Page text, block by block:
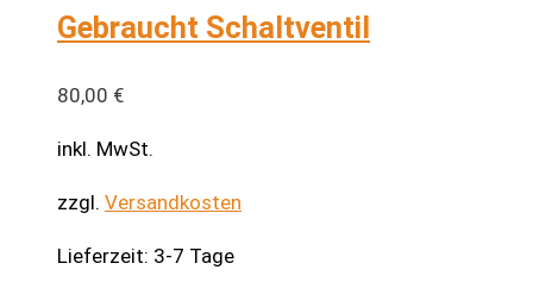
mehrere
Gebraucht Schaltventil
80,00 €
inkl. MwSt.
zzgl. Versandkosten
Lieferzeit: 3-7 Tage